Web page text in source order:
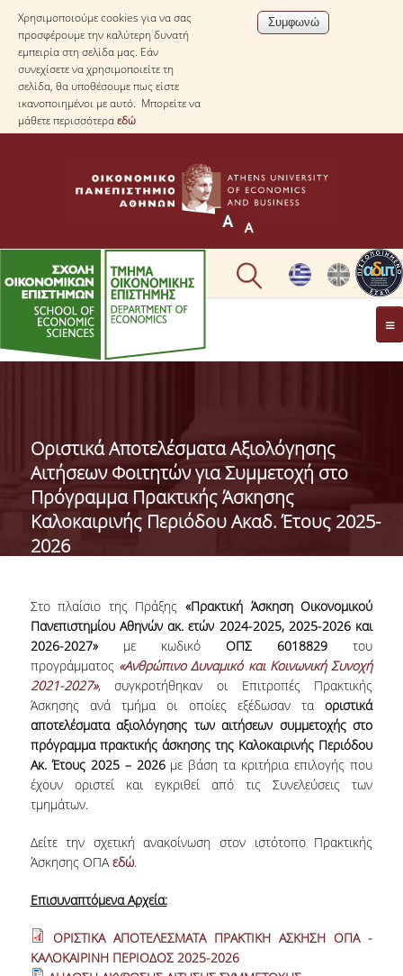
Χρησιμοποιούμε cookies για να σας
προσφέρουμε την καλύτερη δυνατή
εμπειρία στη σελίδα μας. Εάν
συνεχίσετε να χρησιμοποιείτε τη
σελίδα, θα υποθέσουμε πως είστε
ικανοποιημένοι με αυτό. Μπορείτε να
μάθετε περισσότεραεδώ
ΤΟ TΜΗΜΑ
ΔΙΟΙΚΗΣΗ ΤΟΥ ΤΜΗΜΑΤΟΣ
ΓΙΑ ΜΑΘΗΤΕΣ Γ' ΛΥΚΕΙΟΥ
ΑΝΘΡΩΠΙΝΟ ΔΥΝΑΜΙΚΟ
ΕΠΙΤΙΜΟΙ ΔΙΔΑΚΤΟΡΕΣ
ΜΕΤΑΔΙΔΑΚΤΟΡΕΣ
ΕΙΔΙΚΟ ΠΡΟΣΩΠΙΚΟ
ΑΚΑΔΗΜΑΪΚΟΙ ΥΠΟΤΡΟΦΟΙ
ΕΝΤΕΤΑΛΜΕΝΟΙ ΔΙΔΑΣΚΟΝΤΕΣ
ΕΠΙΣΤΗΜΟΝΙΚΟΙ ΣΥΝΕΡΓΑΤΕΣ
ΜΗΤΡΩΑ
Οριστικά Αποτελέσματα Αξιολόγησης
Αιτήσεων Φοιτητών για Συμμετοχή στο
Πρόγραμμα Πρακτικής Άσκησης
Καλοκαιρινής Περιόδου Ακαδ. Έτους 2025-
2026
Στο πλαίσιο της Πράξης«Πρακτική Άσκηση Οικονομικού
Πανεπιστημίου Αθηνών ακ. ετών 2024-2025, 2025-2026 και
2026-2027»με κωδικόΟΠΣ 6018829 του
προγράμματος «Ανθρώπινο Δυναμικό και Κοινωνική Συνοχή
2021-2027», συγκροτήθηκαν οι Επιτροπές Πρακτικής
Άσκησης ανά τμήμα οι οποίες εξέδωσαν ταοριστικά
αποτελέσματα αξιολόγησης των αιτήσεων συμμετοχής στο
πρόγραμμα πρακτικής άσκησης της Καλοκαιρινής Περιόδου
Ακ. Έτους 2025 – 2026με βάση τα κριτήρια επιλογής που
έχουν οριστεί και εγκριθεί από τις Συνελεύσεις των
τμημάτων.
Δείτε την σχετική ανακοίνωση στον ιστότοπο Πρακτικής
Άσκησης ΟΠΑεδώ.
Επισυναπτόμενα Αρχεία:
ΟΡΙΣΤΙΚΑ ΑΠΟΤΕΛΕΣΜΑΤΑ ΠΡΑΚΤΙΚΗ ΑΣΚΗΣΗ ΟΠΑ -
ΚΑΛΟΚΑΙΡΙΝΗ ΠΕΡΙΟΔΟΣ 2025-2026